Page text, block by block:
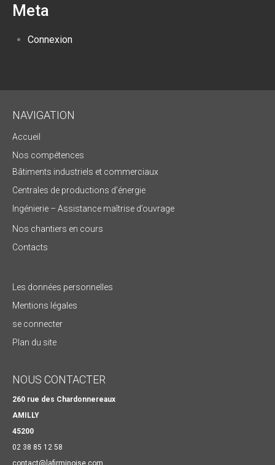
Meta
Connexion
NAVIGATION
Accueil
Nos compétences
Bâtiments industriels et commerciaux
Centrales de productions d’énergie
Ingénierie – Assistance maîtrise d’ouvrage
Nos chantiers en cours
Contacts
Les données personnelles
Mentions légales
se connecter
Plan du site
NOUS CONTACTER
260 rue des Chardonnereaux
AMILLY
45200
02 38 85 12 58
contact@lafirminoise.com